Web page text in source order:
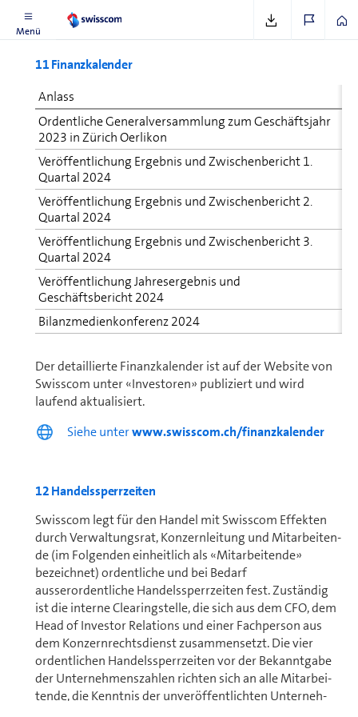
Menü
11 Finanzkalender
Anlass
Ordentliche Ge­ne­ral­ver­samm­lung zum Ge­schäfts­jahr
2023 in Zürich Oerlikon
Veröffentlichung Ergebnis und Zwischenbericht 1.
Quartal 2024
Veröffentlichung Ergebnis und Zwischenbericht 2.
Quartal 2024
Veröffentlichung Ergebnis und Zwischenbericht 3.
Quartal 2024
Veröffentlichung Jahresergebnis und
Geschäftsbericht 2024
Bilanzmedienkonferenz 2024
Der detaillierte Finanzkalender ist auf der Website von
Swisscom unter «Investoren» publiziert und wird
laufend aktualisiert.
Siehe unterwww.swisscom.ch/finanzkalender
12 Handelssperrzeiten
Swisscom legt für den Handel mit Swisscom Effekten
durch Ver­wal­tungs­rat, Konzernleitung und Mit­ar­bei­ten­
de (im Folgenden einheitlich als «Mit­ar­bei­ten­de»
bezeichnet) ordentliche und bei Bedarf
ausserordentliche Handelssperrzeiten fest. Zuständig
ist die interne Clearingstelle, die sich aus dem CFO, dem
Head of Investor Relations und einer Fachperson aus
dem Konzernrechtsdienst zusammensetzt. Die vier
ordentlichen Handelssperrzeiten vor der Bekanntgabe
der Un­ter­neh­menszahlen richten sich an alle Mit­ar­bei­
ten­de, die Kenntnis der unveröffent­lichten Un­ter­neh­